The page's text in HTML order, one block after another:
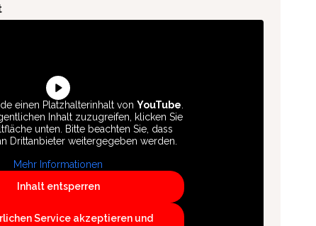
einen Platzhalterinhalt vonYouTube
Inhalt zuzugreifen, klicken Sie
unten. Bitte beachten Sie, dass
Drittanbieter weitergegeben werden.
Mehr Informationen
Inhalt entsperren
Service akzeptieren und